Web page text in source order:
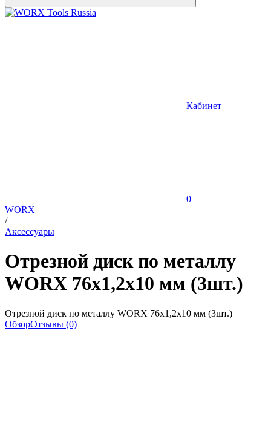
Кабинет
0
WORX
/
Аксессуары
Отрезной диск по металлу
WORX 76х1,2х10 мм (3шт.)
Отрезной диск по металлу WORX 76х1,2х10 мм (3шт.)
ОбзорОтзывы (0)